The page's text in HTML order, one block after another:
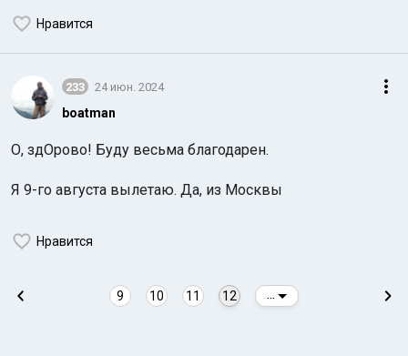
Нравится
233 24 июн. 2024
boatman
О, здОрово! Буду весьма благодарен.
Я 9-го августа вылетаю. Да, из Москвы
Нравится
9 10 11 12